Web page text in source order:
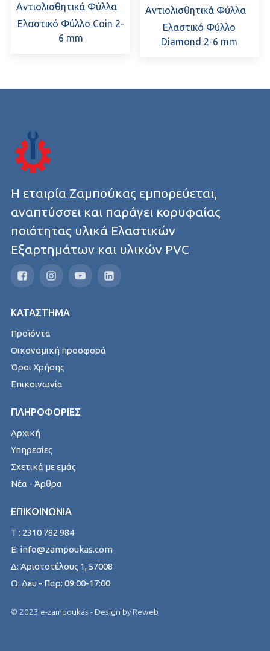
Αντιολισθητικά Φύλλα
Ελαστικό Φύλλο Coin 2-
6 mm
Αντιολισθητικά Φύλλα
Ελαστικό Φύλλο
Diamond 2-6 mm
Η εταιρία Ζαμπούκας εμπορεύεται,
αναπτύσσει και παράγει κορυφαίας
ποιότητας υλικά Ελαστικών
Εξαρτημάτων και υλικών PVC
ΚΑΤΑΣΤΗΜΑ
Προϊόντα
Οικονομική προσφορά
Όροι Χρήσης
Επικοινωνία
ΠΛΗΡΟΦΟΡΙΕΣ
Αρχική
Υπηρεσίες
Σχετικά με εμάς
Νέα - Άρθρα
ΕΠΙΚΟΙΝΩΝΙΑ
T : 2310 782 984
E: info@zampoukas.com
Δ: Αριστοτέλους 1, 57008
Ω: Δευ - Παρ: 09:00-17:00
© 2023 e-zampoukas - Design by Reweb